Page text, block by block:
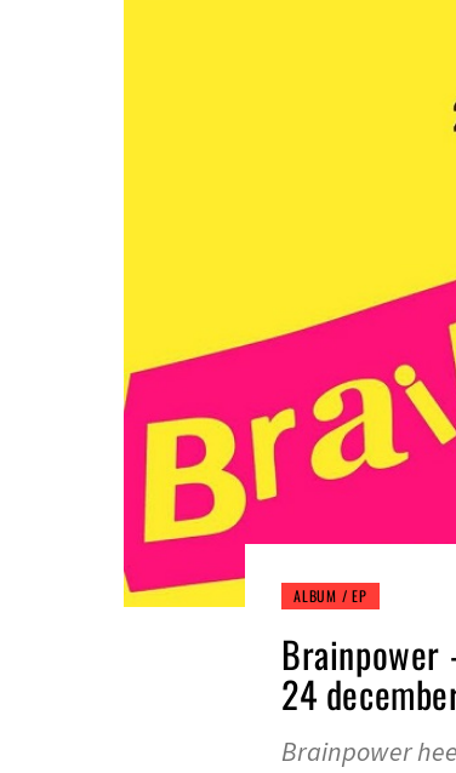
ALBUM / EP
Brainpower
24
Brainpower